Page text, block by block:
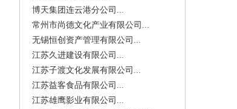
博天集团连云港分公司...
常州市尚德文化产业有限公司...
无锡恒创资产管理有限公司...
江苏久进建设有限公司...
江苏子渡文化发展有限公司...
江苏益客食品有限公司...
江苏雄鹰影业有限公司...